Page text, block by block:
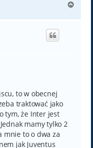
g
to w obecnej
traktować jako
tym, że Inter jest
mamy tylko 2
mnie to o dwa za
jak Juventus